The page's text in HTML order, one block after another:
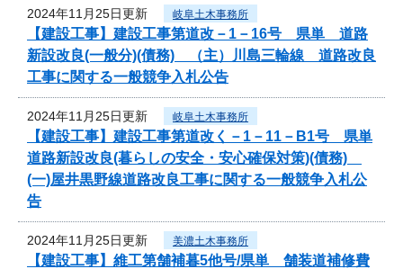
2024年11月25日更新 岐阜土木事務所
【建設工事】建設工事第道改－1－16号 県単 道路
新設改良(一般分)(債務) （主）川島三輪線 道路改良
工事に関する一般競争入札公告
2024年11月25日更新 岐阜土木事務所
【建設工事】建設工事第道改く－1－11－B1号 県単
道路新設改良(暮らしの安全・安心確保対策)(債務)
(一)屋井黒野線道路改良工事に関する一般競争入札公
告
2024年11月25日更新 美濃土木事務所
【建設工事】維工第舗補暮5他号/県単 舗装道補修費